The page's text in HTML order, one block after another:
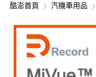
酷澎首頁 汽機車用品